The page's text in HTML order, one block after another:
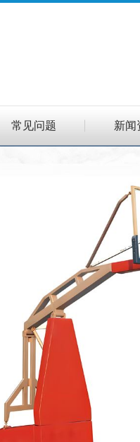
常见问题 新闻